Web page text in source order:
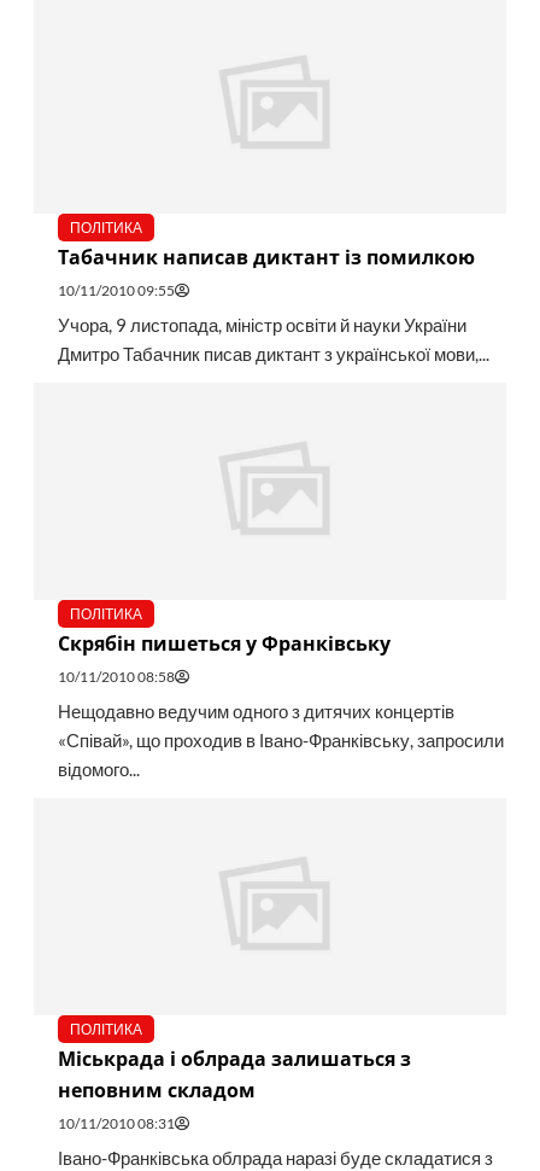
ПОЛІТИКА
Табачник написав диктант із помилкою
10/11/2010 09:55
Учора, 9 листопада, міністр освіти й науки України
Дмитро Табачник писав диктант з української мови,...
ПОЛІТИКА
Скрябін пишеться у Франківську
10/11/2010 08:58
Нещодавно ведучим одного з дитячих концертів
«Співай», що проходив в Івано-Франківську, запросили
відомого...
ПОЛІТИКА
Міськрада і облрада залишаться з
неповним складом
10/11/2010 08:31
Івано-Франківська облрада наразі буде складатися з